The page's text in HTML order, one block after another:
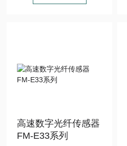
高速数字光纤传感器
FM-E33系列